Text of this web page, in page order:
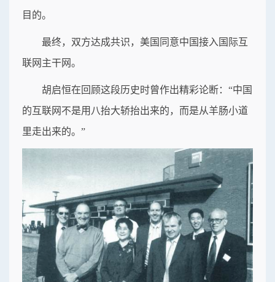
目的。
最终，双方达成共识，美国同意中国接入国际互
联网主干网。
胡启恒在回顾这段历史时曾作出精彩论断：“中国
的互联网不是用八抬大轿抬出来的，而是从羊肠小道
里走出来的。”